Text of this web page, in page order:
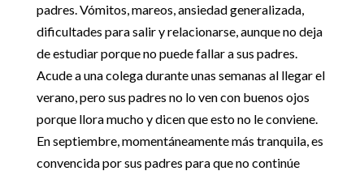
padres. Vómitos, mareos, ansiedad generalizada,
dificultades para salir y relacionarse, aunque no deja
de estudiar porque no puede fallar a sus padres.
Acude a una colega durante unas semanas al llegar el
verano, pero sus padres no lo ven con buenos ojos
porque llora mucho y dicen que esto no le conviene.
En septiembre, momentáneamente más tranquila, es
convencida por sus padres para que no continúe